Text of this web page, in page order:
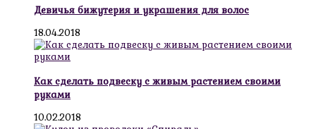
Девичья бижутерия и украшения для волос
18.04.2018
Как сделать подвеску с живым растением своими
руками
10.02.2018